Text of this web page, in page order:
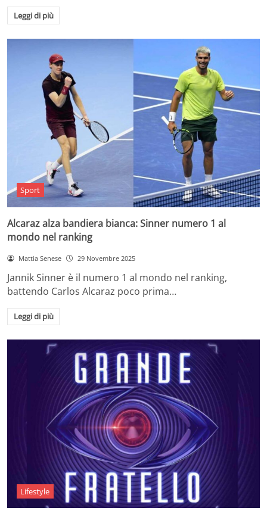
Leggi di più
Sport
Alcaraz alza bandiera bianca: Sinner numero 1 al
mondo nel ranking
Mattia Senese 29 Novembre 2025
Jannik Sinner è il numero 1 al mondo nel ranking,
battendo Carlos Alcaraz poco prima…
Leggi di più
Lifestyle